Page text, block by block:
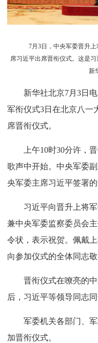
7月3日，中央军委晋升上
席习近平出席晋衔仪式。这是
新
新华社北京7月3日
军衔仪式3日在北京八一
席晋衔仪式。
上午10时30分许，
歌声中开始。中央军委
央军委主席习近平签署
习近平向晋升上将
兼中央军委监察委员会
令状，表示祝贺。佩戴
向参加仪式的全体同志
晋衔仪式在嘹亮的
后，习近平等领导同志
军委机关各部门、
加晋衔仪式。